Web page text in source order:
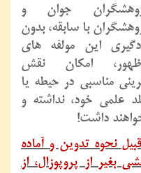
جوان و
با سابقه، بدون
این مولفه های
امکان نقش
مناسبی در حیطه یا
علمی خود، نداشته و
داشت!
نحوه تدوین و آماده
بغیر از پروپوزال، از